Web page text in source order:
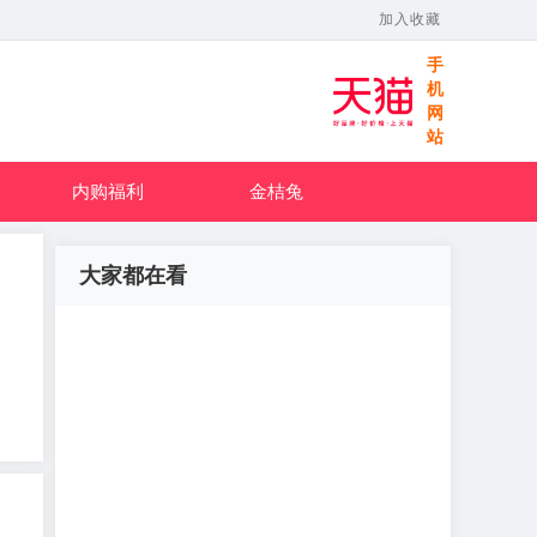
加入收藏
手
机
网
站
内购福利 金桔兔
大家都在看